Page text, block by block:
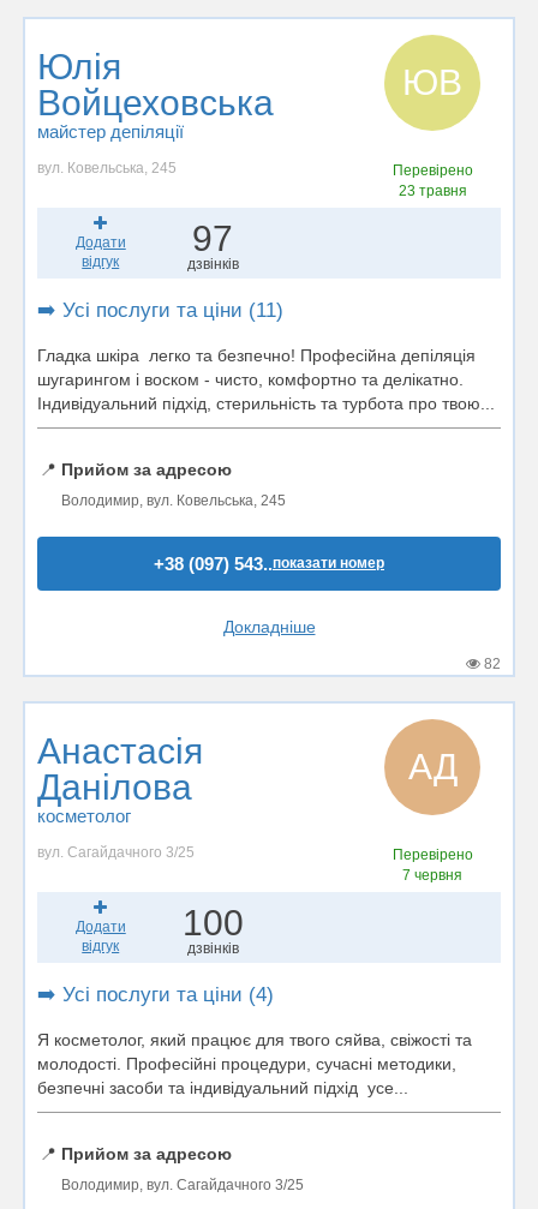
Юлія
Войцеховська
майстер депіляції
ЮВ
вул. Ковельська, 245
Перевірено
23 травня
Додати
відгук
97
дзвінків
➡️ Усі послуги та ціни (11)
Гладка шкіра легко та безпечно! Професійна депіляція
шугарингом і воском - чисто, комфортно та делікатно.
Індивідуальний підхід, стерильність та турбота про твою...
📍 Прийом за адресою
Володимир, вул. Ковельська, 245
+38 (097) 543..показати номер
Докладніше
82
Анастасія
Данілова
косметолог
АД
вул. Сагайдачного 3/25
Перевірено
7 червня
Додати
відгук
100
дзвінків
➡️ Усі послуги та ціни (4)
Я косметолог, який працює для твого сяйва, свіжості та
молодості. Професійні процедури, сучасні методики,
безпечні засоби та індивідуальний підхід усе...
📍 Прийом за адресою
Володимир, вул. Сагайдачного 3/25